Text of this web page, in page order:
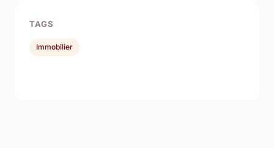
TAGS
Immobilier